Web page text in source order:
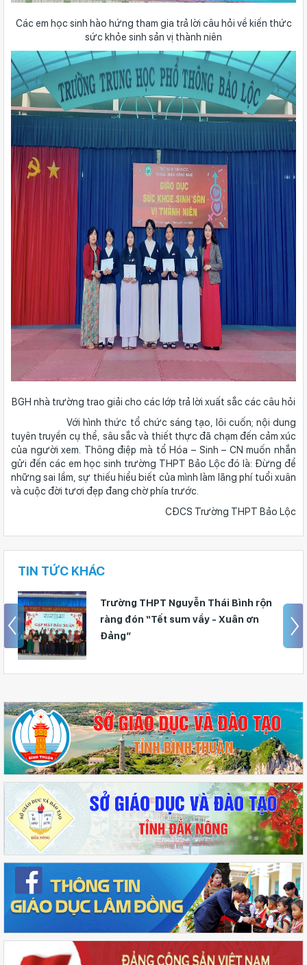
Các em học sinh hào hứng tham gia trả lời câu hỏi về kiến thức
sức khỏe sinh sản vị thành niên
BGH nhà trường trao giải cho các lớp trả lời xuất sắc các câu hỏi
Với hình thức tổ chức sáng tạo, lôi cuốn; nội dung
tuyên truyền cụ thể, sâu sắc và thiết thực đã chạm đến cảm xúc
của người xem. Thông điệp mà tổ Hóa – Sinh – CN muốn nhắn
gửi đến các em học sinh trường THPT Bảo Lộc đó là: Đừng để
những sai lầm, sự thiếu hiểu biết của mình làm lãng phí tuổi xuân
và cuộc đời tươi đẹp đang chờ phía trước.
CĐCS Trường THPT Bảo Lộc
TIN TỨC KHÁC
CHẮP CÁNH ƯỚC MƠ TRI THỨC - 44
HỌC SINH TRƯỜNG THPT NGUYỄN
BỈNH KHIÊM BƯỚC VÀO KỲ THI CHỌN